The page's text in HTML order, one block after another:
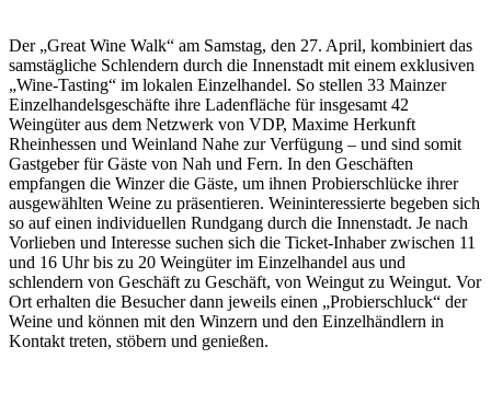
Der „Great Wine Walk“ am Samstag, den 27. April, kombiniert das
samstägliche Schlendern durch die Innenstadt mit einem exklusiven
„Wine-Tasting“ im lokalen Einzelhandel. So stellen 33 Mainzer
Einzelhandelsgeschäfte ihre Ladenfläche für insgesamt 42
Weingüter aus dem Netzwerk von VDP, Maxime Herkunft
Rheinhessen und Weinland Nahe zur Verfügung – und sind somit
Gastgeber für Gäste von Nah und Fern. In den Geschäften
empfangen die Winzer die Gäste, um ihnen Probierschlücke ihrer
ausgewählten Weine zu präsentieren. Weininteressierte begeben sich
so auf einen individuellen Rundgang durch die Innenstadt. Je nach
Vorlieben und Interesse suchen sich die Ticket-Inhaber zwischen 11
und 16 Uhr bis zu 20 Weingüter im Einzelhandel aus und
schlendern von Geschäft zu Geschäft, von Weingut zu Weingut. Vor
Ort erhalten die Besucher dann jeweils einen „Probierschluck“ der
Weine und können mit den Winzern und den Einzelhändlern in
Kontakt treten, stöbern und genießen.